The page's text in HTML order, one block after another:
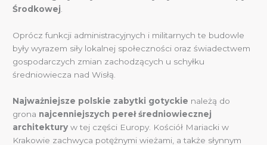
Środkowej.
Oprócz funkcji administracyjnych i militarnych te budowle
były wyrazem siły lokalnej społeczności oraz świadectwem
gospodarczych zmian zachodzących u schyłku
średniowiecza nad Wisłą.
Najważniejsze polskie zabytki gotyckie należą do
grona najcenniejszych pereł średniowiecznej
architektury w tej części Europy. Kościół Mariacki w
Krakowie zachwyca potężnymi wieżami, a także słynnym